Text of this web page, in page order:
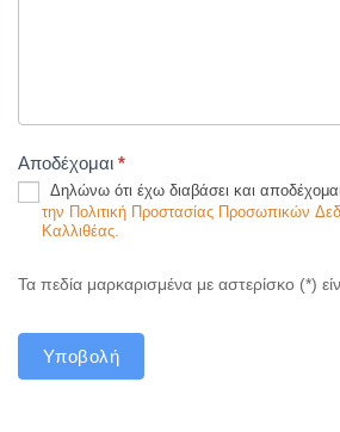
Aποδέχομαι *
Δηλώνω ότι έχω διαβάσει και
την Πολιτική Προστασίας Προσωπικών
Καλλιθέας.
Τα πεδία μαρκαρισμένα με αστερίσκο (*)
Υποβολή